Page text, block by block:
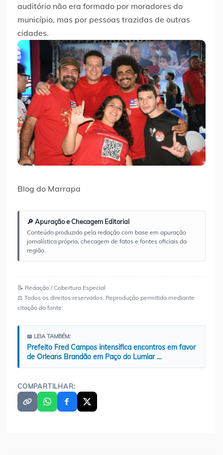
auditório não era formado por moradores do
município, mas por pessoas trazidas de outras
cidades.
Blog do Marrapa
🔎 Apuração e Checagem Editorial
Conteúdo produzido pela redação com base em apuração
jornalística própria, checagem de fatos e fontes oficiais da
região.
📝 Redação / Cobertura Especial
⚖️ Todos os direitos reservados. Reprodução permitida mediante
citação da fonte.
📖 LEIA TAMBÉM:
Prefeito Fred Campos intensifica encontros em favor
de Orleans Brandão em Paço do Lumiar …
COMPARTILHAR: